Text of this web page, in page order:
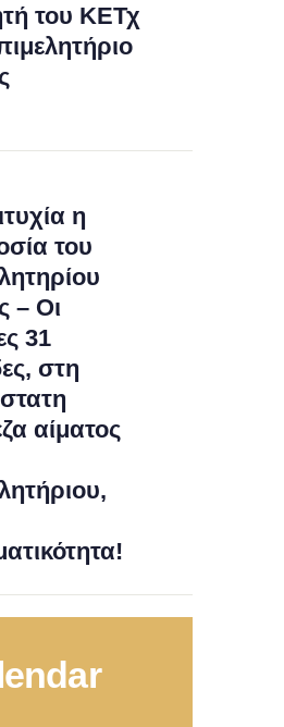
του ΚΕΤχ
η
του
– Οι
31
στη
αίματος